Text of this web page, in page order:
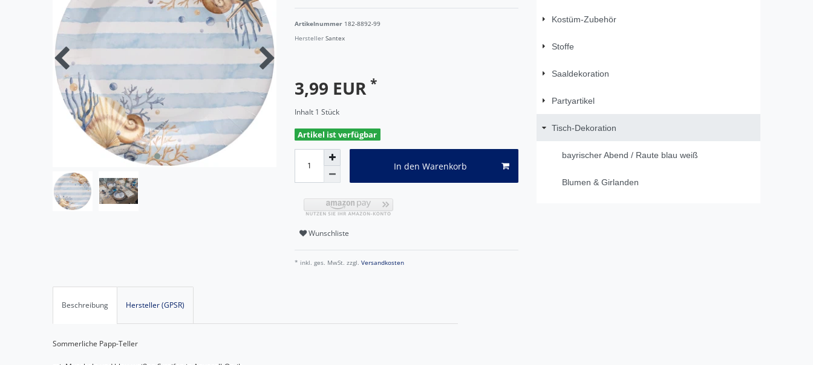
Artikelnummer 182-8892-99
Hersteller Santex
3,99 EUR *
Inhalt 1 Stück
Artikel ist verfügbar
In den Warenkorb
Wunschliste
* inkl. ges. MwSt. zzgl. Versandkosten
Kostüm-Zubehör
Stoffe
Saaldekoration
Partyartikel
Tisch-Dekoration
bayrischer Abend / Raute blau weiß
Blumen & Girlanden
Beschreibung Hersteller (GPSR)
Sommerliche Papp-Teller